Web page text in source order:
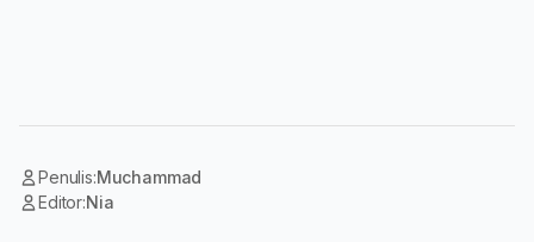
Penulis:Muchammad
Editor:Nia